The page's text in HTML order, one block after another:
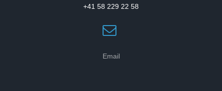
+41 58 229 22 58
Email